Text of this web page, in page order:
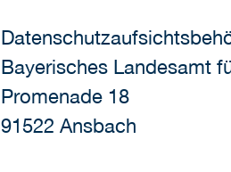
Bayerisches Landesamt
Promenade 18
91522 Ansbach